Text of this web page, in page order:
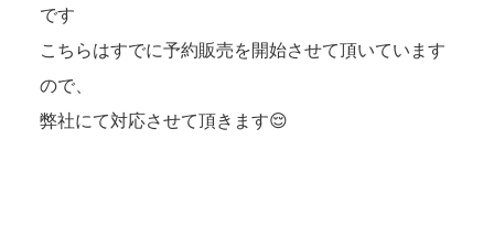
です
こちらはすでに予約販売を開始させて頂いています
ので、
弊社にて対応させて頂きます😌